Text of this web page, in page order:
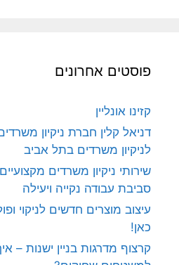
פוסטים אחרונים
קזינו אונליין
דניאל קלין חברת ניקיון
לניקיון משרדים בתל אביב
שירותי ניקיון משרדים
סביבת עבודה נקייה ויעילה
עיצוב מוצרים חדשים לניקוי
כאן!
קרצוף מדרגות בניין ישנות –